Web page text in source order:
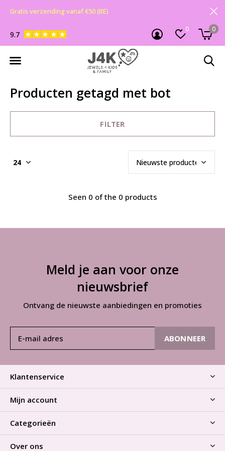
0 0
9.7
Gratis verzending vanaf €50 (BE)
Producten getagd met bot
FILTER
Seen 0 of the 0 products
Meld je aan voor onze
nieuwsbrief
Ontvang de nieuwste aanbiedingen en promoties
ABONNEER
Klantenservice
Mijn account
Categorieën
Over ons